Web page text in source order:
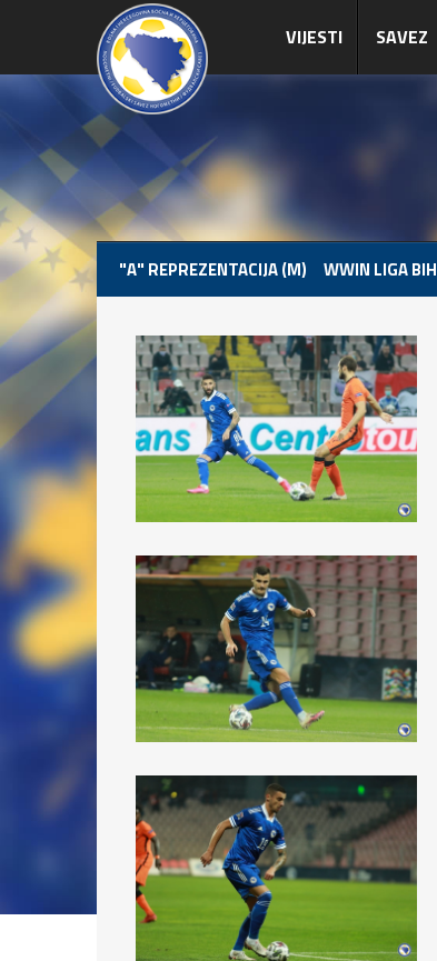
VIJESTI SAVEZ
"A" REPREZENTACIJA (M) WWIN LIGA BIH